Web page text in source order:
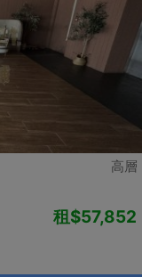
高層
租$57,852